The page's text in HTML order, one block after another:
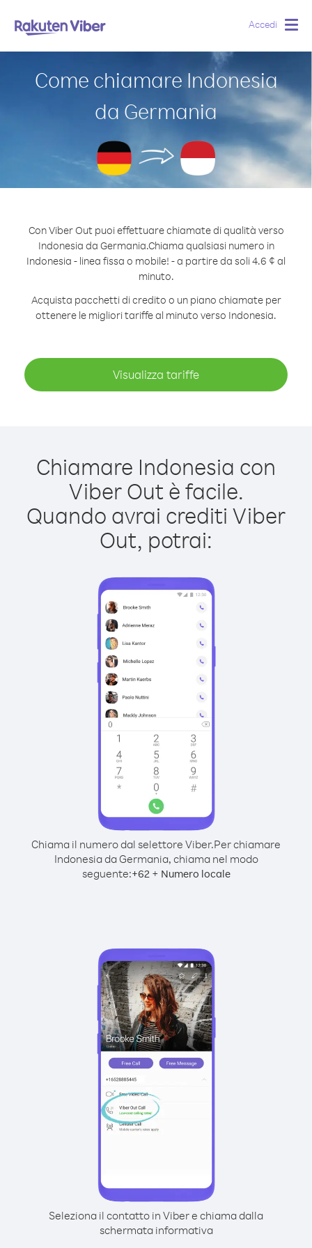
Accedi
Come chiamare Indonesia
da Germania
Con Viber Out puoi effettuare chiamate di qualità verso
Indonesia da Germania.Chiama qualsiasi numero in
Indonesia - linea fissa o mobile! - a partire da soli 4.6 ¢ al
minuto.
Acquista pacchetti di credito o un piano chiamate per
ottenere le migliori tariffe al minuto verso Indonesia.
Visualizza tariffe
Chiamare Indonesia con
Viber Out è facile.
Quando avrai crediti Viber
Out, potrai:
Chiama il numero dal selettore Viber.Per chiamare
Indonesia da Germania, chiama nel modo
seguente:+62+ Numero locale
Seleziona il contatto in Viber e chiama dalla
schermata informativa